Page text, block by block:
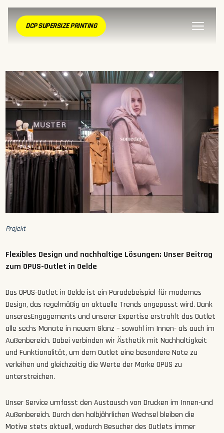
DCP SUPERSIZE PRINTING
Projekt
Flexibles Design und nachhaltige Lösungen: Unser Beitrag
zum OPUS-Outlet in Oelde
Das OPUS-Outlet in Oelde ist ein Paradebeispiel für modernes
Design, das regelmäßig an aktuelle Trends angepasst wird. Dank
unseresEngagements und unserer Expertise erstrahlt das Outlet
alle sechs Monate in neuem Glanz – sowohl im Innen- als auch im
Außenbereich. Dabei verbinden wir Ästhetik mit Nachhaltigkeit
und Funktionalität, um dem Outlet eine besondere Note zu
verleihen und gleichzeitig die Werte der Marke OPUS zu
unterstreichen.
Unser Service umfasst den Austausch von Drucken im Innen-und
Außenbereich. Durch den halbjährlichen Wechsel bleiben die
Motive stets aktuell, wodurch Besucher des Outlets immer